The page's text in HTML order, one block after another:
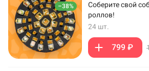
–38%
Соберите свой
роллов!
24 шт.
799 ₽